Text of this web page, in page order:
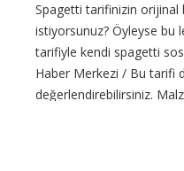
Spagetti tarifinizin orijinal
istiyorsunuz? Öyleyse bu
tarifiyle kendi spagetti
Haber Merkezi / Bu tarifi
değerlendirebilirsiniz.